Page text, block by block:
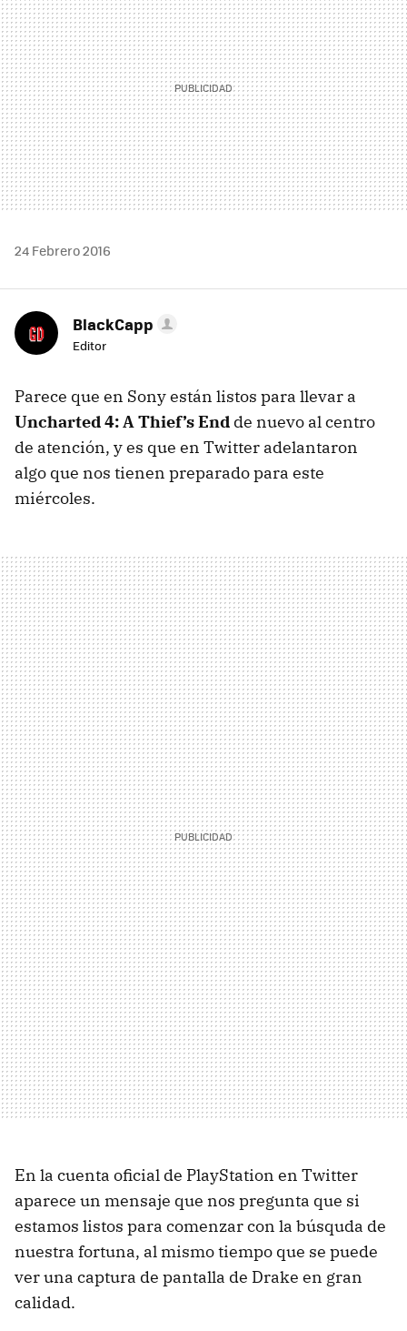
24 Febrero 2016
BlackCapp
Editor
Parece que en Sony están listos para llevar a
Uncharted 4: A Thief’s End de nuevo al centro
de atención, y es que en Twitter adelantaron
algo que nos tienen preparado para este
miércoles.
En la cuenta oficial de PlayStation en Twitter
aparece un mensaje que nos pregunta que si
estamos listos para comenzar con la búsquda de
nuestra fortuna, al mismo tiempo que se puede
ver una captura de pantalla de Drake en gran
calidad.